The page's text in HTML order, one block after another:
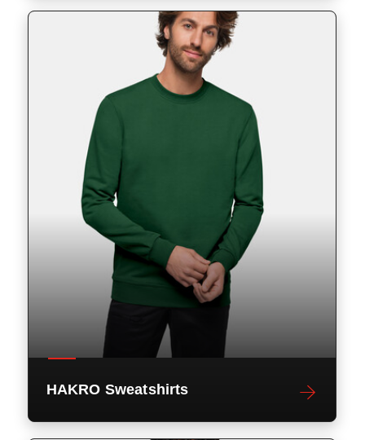
HAKRO Sweatshirts